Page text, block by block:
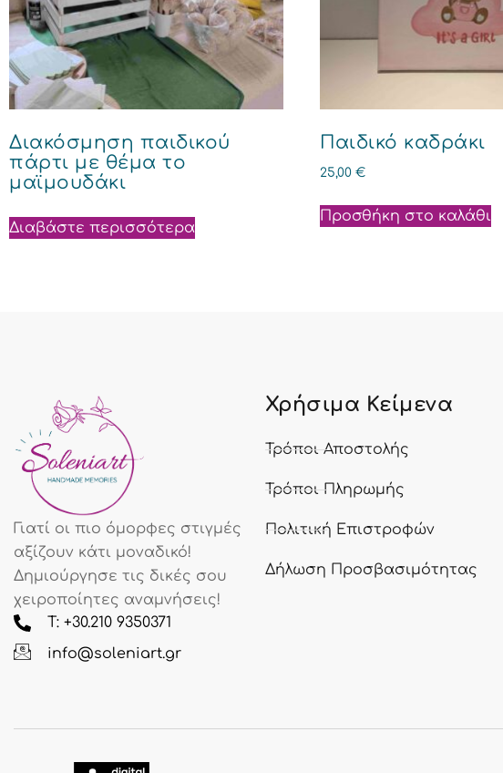
Διακόσμηση παιδικού
πάρτι με θέμα το
μαϊμουδάκι
Διαβάστε περισσότερα
Παιδικό καδράκι
25,00 €
Προσθήκη στο καλάθι
Γιατί οι πιο όμορφες στιγμές
αξίζουν κάτι μοναδικό!
Δημιούργησε τις δικές σου
χειροποίητες αναμνήσεις!
T: +30.210 9350371
info@soleniart.gr
Χρήσιμα Κείμενα
Τρόποι Αποστολής
Τρόποι Πληρωμής
Πολιτική Επιστροφών
Δήλωση Προσβασιμότητας